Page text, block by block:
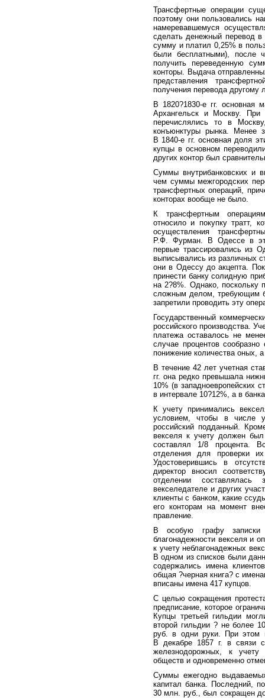
Трансфертные операции
поэтому они пользовались
намеревавшемуся
сделать денежный перевод в
сумму и платил 0,25% в
были бесплатными), после
получить переведенную
конторы. Выдача
представления
получения перевода другому
В 1820?1830-е гг. основная
Архангельск и Москву.
перечислялись то в
конъюнктуры рынка. Менее
В 1840-е гг. основная доля
купцы в основном
других контор был
Суммы внутрибанковских и
чем суммы межгородских
трансфертных операций,
конторах вообще не было.
К трансфертным
относило и покупку тратт,
осуществления
Р.Ф. Фурман. В Одессе в
первые трассировались из
выписывались из различных
они в Одессу до акцепта.
принести банку солидную
на 2?8%. Однако, поскольку
сложным делом, требующим
запретили проводить эту
Государственный
российского производства.
платежа оставалось не
случае процентов
понижение количества оных,
В течение 42 лет учетная
гг. она редко превышала
10% (в западноевропейских
в интервале 10?12%, а в
К учету принимались
условием, чтобы в числе
российский подданный.
векселя к учету должен
составлял 1/8 процента.
отделения для проверки
Удостоверившись в
директор вносил
отделении составлялась
векселедателе и других
клиенты с банком, какие
его конторам на момент
правление.
В особую графу записки
благонадежности векселя и
к учету неблагонадежных
В одном из списков были
содержались имена
общая ?черная книга? с
вписаны имена 417 купцов.
С целью сокращения
предписание, которое
Купцы третьей гильдии
второй гильдии ? не более
руб. в одни руки. При этом
В декабре 1857 г. в связи
железнодорожных, к
обществ и одновременно
Суммы ежегодно
капитал банка. Последний,
30 млн. руб., был сокращен